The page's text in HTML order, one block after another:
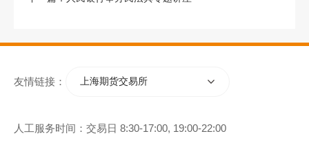
友情链接： 上海期货交易所
人工服务时间：交易日 8:30-17:00, 19:00-22:00